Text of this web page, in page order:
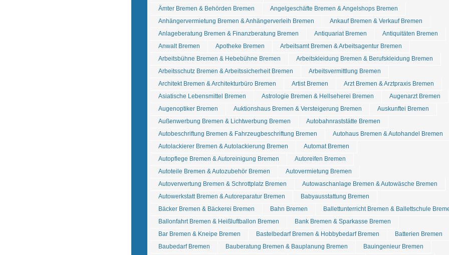
Ämter Bremen & Behörden Bremen
Angelgeschäfte Bremen & Angelshops Bremen
Anhängervermietung Bremen & Anhängerverleih Bremen
Ankauf Bremen & Verkauf Bremen
Anlageberatung Bremen & Finanzberatung Bremen
Antiquariat Bremen
Antiquitäten Bremen
Anwalt Bremen
Apotheke Bremen
Arbeitsamt Bremen & Arbeitsagentur Bremen
Arbeitsbühne Bremen & Hebebühne Bremen
Arbeitskleidung Bremen & Berufskleidung Bremen
Arbeitsschutz Bremen & Arbeitssicherheit Bremen
Arbeitsvermittlung Bremen
Architekt Bremen & Architekturbüro Bremen
Artist Bremen
Arzt Bremen & Arztpraxis Bremen
Asiatische Lebensmittel Bremen
Astrologie Bremen & Hellseherei Bremen
Augenarzt Bremen
Augenoptiker Bremen
Auktionshaus Bremen & Versteigerung Bremen
Auskunftei Bremen
Außenwerbung Bremen & Lichtwerbung Bremen
Autobahnraststätte Bremen
Autobeschriftung Bremen & Fahrzeugbeschriftung Bremen
Autohaus Bremen & Autohandel Bremen
Autolackierer Bremen & Autolackierung Bremen
Automat Bremen
Autopflege Bremen & Autoreinigung Bremen
Autoreifen Bremen
Autoteile Bremen & Autozubehör Bremen
Autovermietung Bremen
Autoverwertung Bremen & Schrottplatz Bremen
Autowaschanlage Bremen & Autowäsche Bremen
Autowerkstatt Bremen & Autoreparatur Bremen
Babyausstattung Bremen
Bäcker Bremen & Bäckerei Bremen
Bahn Bremen
Ballettunterricht Bremen & Ballettschule
Ballonfahrt Bremen & Heißluftballon Bremen
Bank Bremen & Sparkasse Bremen
Bar Bremen & Kneipe Bremen
Bastelbedarf Bremen & Hobbybedarf Bremen
Batterien Bremen
Baubedarf Bremen
Bauberatung Bremen & Bauplanung Bremen
Bauingenieur Bremen